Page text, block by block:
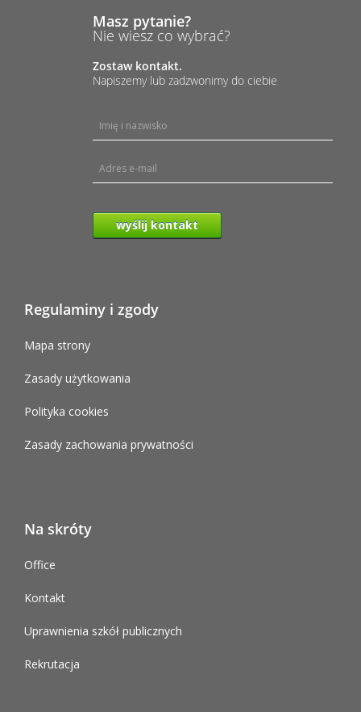
Masz pytanie?
Nie wiesz co wybrać?
Zostaw kontakt.
Napiszemy lub zadzwonimy do ciebie
wyślij kontakt
Regulaminy i zgody
Mapa strony
Zasady użytkowania
Polityka cookies
Zasady zachowania prywatności
Na skróty
Office
Kontakt
Uprawnienia szkół publicznych
Rekrutacja